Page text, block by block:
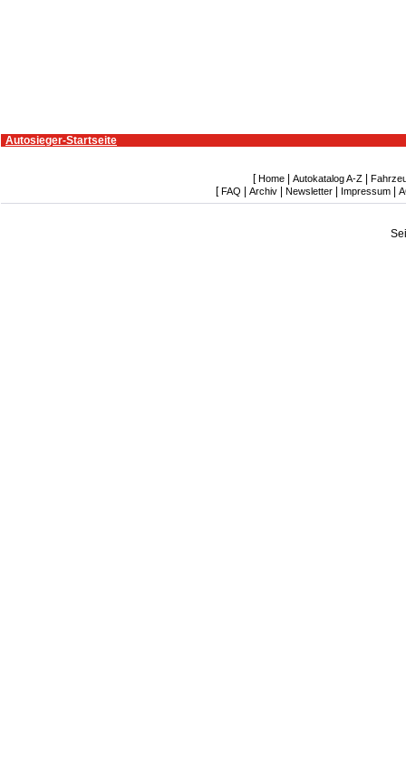
Autosieger-Startseite
[ Home| Autokatalog A-Z|
[ FAQ Archiv Newsletter Impressum